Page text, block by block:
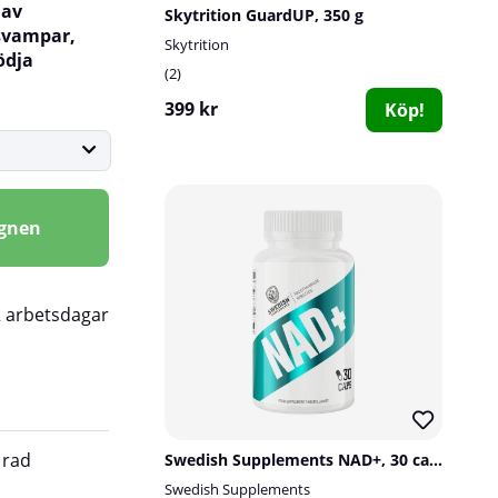
arbetsdagar
Skytrition GuardUP, 350 g
Skytrition
2
399 kr Köp!
Swedish Supplements NAD+, 30 caps
Swedish Supplements
Lion's Mane & Cordyceps:Som en
innehåller vår formel två kraftfulla